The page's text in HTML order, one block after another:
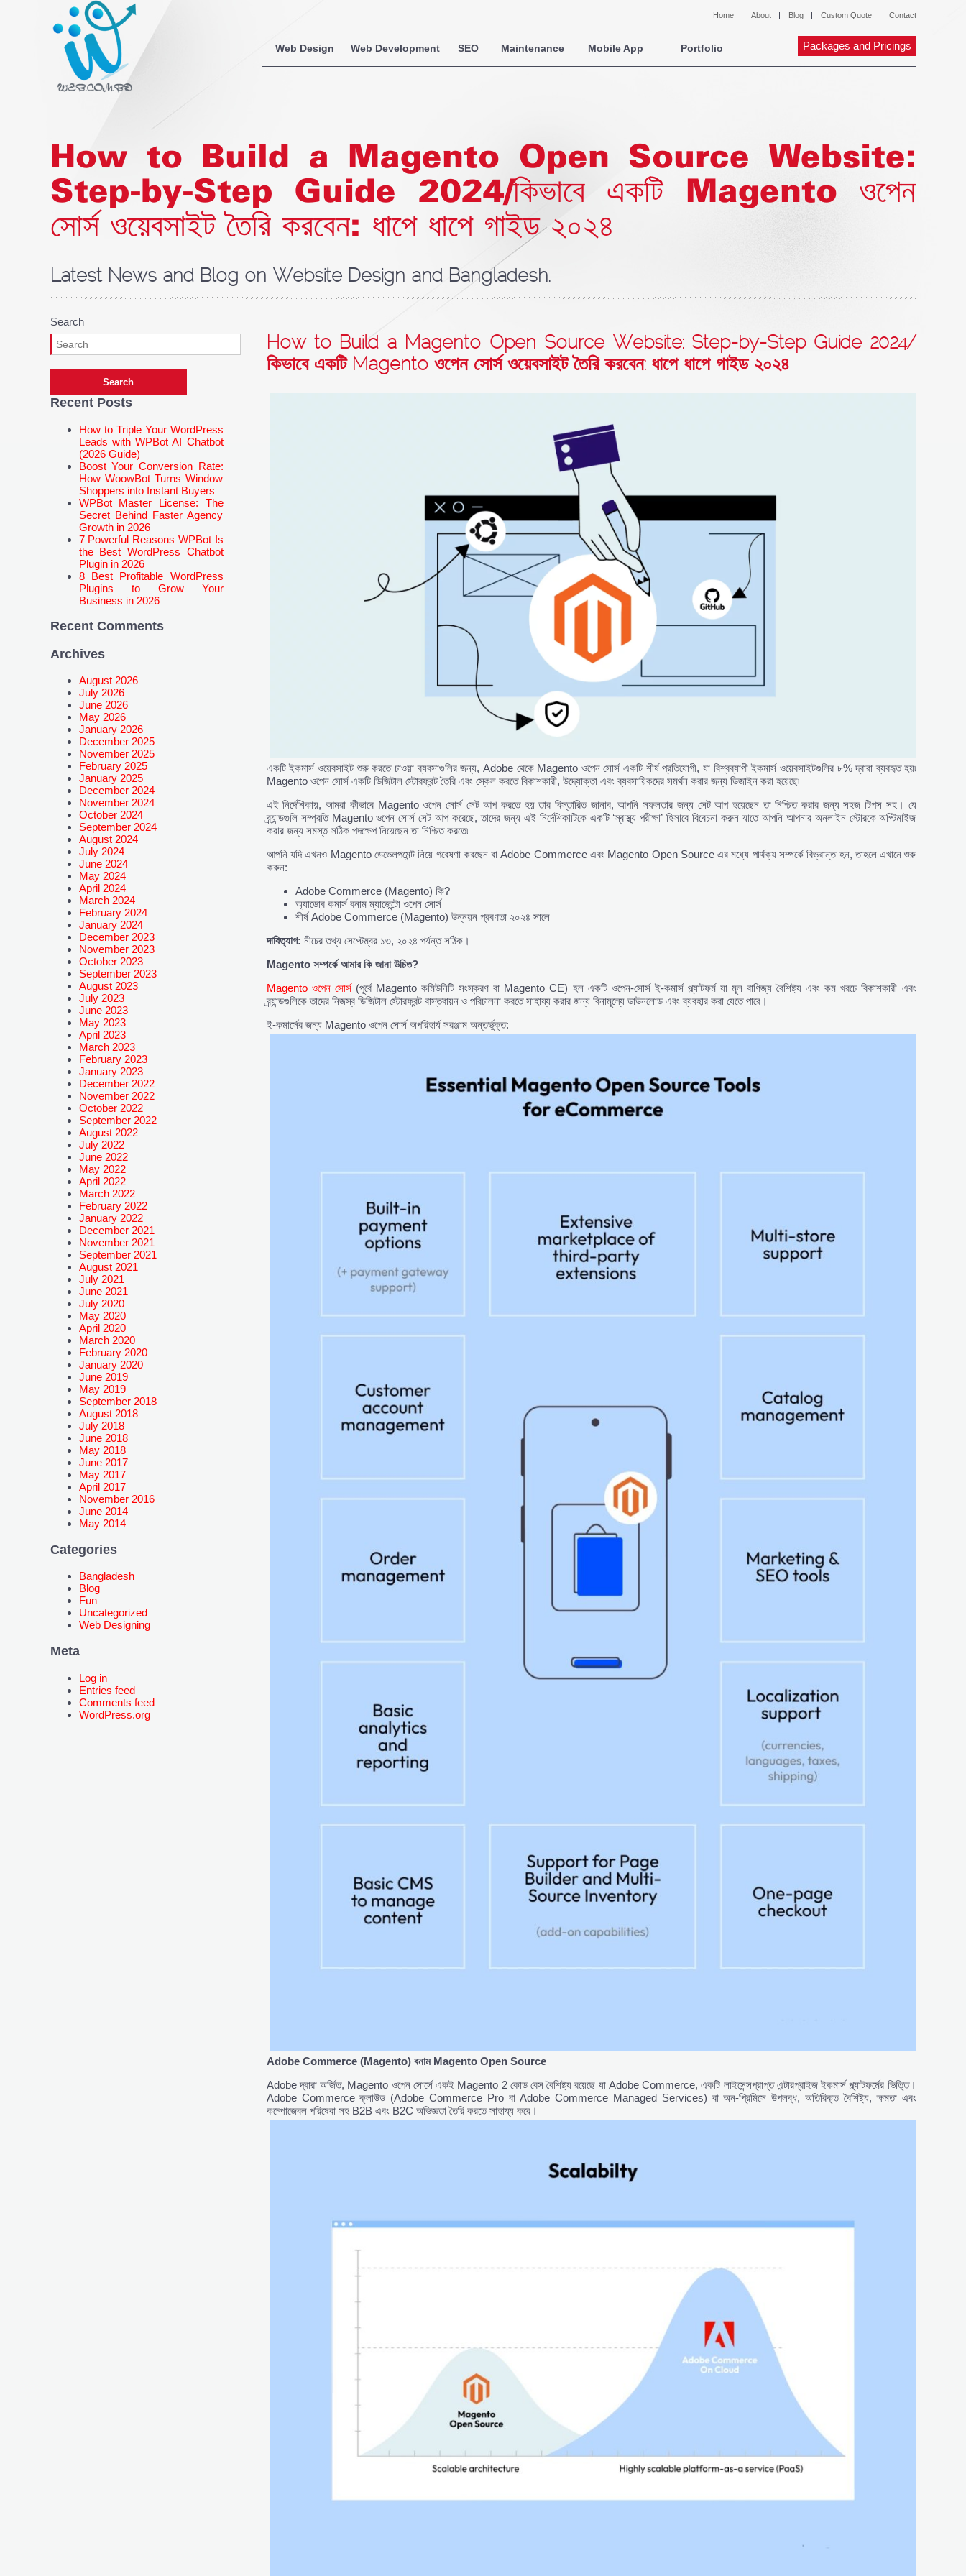
Home About Blog Custom Quote Contact
Web Design Web Development SEO Maintenance Mobile App Portfolio Packages and Pricings
How to Build a Magento Open Source Website:
Step-by-Step Guide 2024/কিভাবে একটি Magento ওপেন
সোর্স ওয়েবসাইট তৈরি করবেন: ধাপে ধাপে গাইড ২০২৪
Latest News and Blog on Website Design and Bangladesh.
Search
Recent Posts
How to Triple Your WordPress
Leads with WPBot AI Chatbot
(2026 Guide)
Boost Your Conversion Rate:
How WoowBot Turns Window
Shoppers into Instant Buyers
WPBot Master License: The
Secret Behind Faster Agency
Growth in 2026
7 Powerful Reasons WPBot Is
the Best WordPress Chatbot
Plugin in 2026
8 Best Profitable WordPress
Plugins to Grow Your
Business in 2026
Recent Comments
Archives
August 2026
July 2026
June 2026
May 2026
January 2026
December 2025
November 2025
February 2025
January 2025
December 2024
November 2024
October 2024
September 2024
August 2024
July 2024
June 2024
May 2024
April 2024
March 2024
February 2024
January 2024
December 2023
November 2023
October 2023
September 2023
August 2023
July 2023
June 2023
May 2023
April 2023
March 2023
February 2023
January 2023
December 2022
November 2022
October 2022
September 2022
August 2022
July 2022
June 2022
May 2022
April 2022
March 2022
February 2022
January 2022
December 2021
November 2021
September 2021
August 2021
July 2021
June 2021
July 2020
May 2020
April 2020
March 2020
February 2020
January 2020
June 2019
May 2019
September 2018
August 2018
July 2018
June 2018
May 2018
June 2017
May 2017
April 2017
November 2016
June 2014
May 2014
Categories
Bangladesh
Blog
Fun
Uncategorized
Web Designing
Meta
Log in
Entries feed
Comments feed
WordPress.org
How to Build a Magento Open Source Website: Step-by-Step Guide 2024/
কিভাবে একটি Magento ওপেন সোর্স ওয়েবসাইট তৈরি করবেন: ধাপে ধাপে গাইড ২০২৪
একটি ইকমার্স ওয়েবসাইট শুরু করতে চাওয়া ব্যবসাগুলির জন্য, Adobe থেকে Magento ওপেন সোর্স একটি শীর্ষ প্রতিযোগী, যা বিশ্বব্যাপী ইকমার্স ওয়েবসাইটগুলির ৮% দ্বারা ব্যবহৃত হয়৷
Magento ওপেন সোর্স একটি ডিজিটাল স্টোরফ্রন্ট তৈরি এবং স্কেল করতে বিকাশকারী, উদ্যোক্তা এবং ব্যবসায়িকদের সমর্থন করার জন্য ডিজাইন করা হয়েছে৷
এই নির্দেশিকায়, আমরা কীভাবে Magento ওপেন সোর্স সেট আপ করতে হয় তার বিস্তারিত জানাব, আপনি সফলতার জন্য সেট আপ হয়েছেন তা নিশ্চিত করার জন্য সহজ টিপস সহ। যে
ব্র্যান্ডগুলি সম্প্রতি Magento ওপেন সোর্স সেট আপ করেছে, তাদের জন্য এই নির্দেশিকাটিকে একটি ‘স্বাস্থ্য পরীক্ষা’ হিসাবে বিবেচনা করুন যাতে আপনি আপনার অনলাইন স্টোরকে অপ্টিমাইজ
করার জন্য সমস্ত সঠিক পদক্ষেপ নিয়েছেন তা নিশ্চিত করতে৷
আপনি যদি এখনও Magento ডেভেলপমেন্ট নিয়ে গবেষণা করছেন বা Adobe Commerce এবং Magento Open Source এর মধ্যে পার্থক্য সম্পর্কে বিভ্রান্ত হন, তাহলে এখানে শুরু
করুন:
Adobe Commerce (Magento) কি?
অ্যাডোব কমার্স বনাম ম্যাজেন্টো ওপেন সোর্স
শীর্ষ Adobe Commerce (Magento) উন্নয়ন প্রবণতা ২০২৪ সালে
দাবিত্যাগ: নীচের তথ্য সেপ্টেম্বর ১৩, ২০২৪ পর্যন্ত সঠিক।
Magento সম্পর্কেআমারকিজানাউচিত?
Magento ওপেন সোর্স(পূর্বে Magento কমিউনিটি সংস্করণ বা Magento CE) হল একটি ওপেন-সোর্স ই-কমার্স প্ল্যাটফর্ম যা মূল বাণিজ্য বৈশিষ্ট্য এবং কম খরচে বিকাশকারী এবং
ব্র্যান্ডগুলিকে তাদের নিজস্ব ডিজিটাল স্টোরফ্রন্ট বাস্তবায়ন ও পরিচালনা করতে সাহায্য করার জন্য বিনামূল্যে ডাউনলোড এবং ব্যবহার করা যেতে পারে।
ই-কমার্সের জন্য Magento ওপেন সোর্স অপরিহার্য সরঞ্জাম অন্তর্ভুক্ত:
Adobe Commerce (Magento) বনাম Magento Open Source
Adobe দ্বারা অর্জিত, Magento ওপেন সোর্সে একই Magento 2 কোড বেস বৈশিষ্ট্য রয়েছে যা Adobe Commerce, একটি লাইসেন্সপ্রাপ্ত এন্টারপ্রাইজ ইকমার্স প্ল্যাটফর্মের ভিত্তি।
Adobe Commerce ক্লাউড (Adobe Commerce Pro বা Adobe Commerce Managed Services) বা অন-প্রিমিসে উপলব্ধ, অতিরিক্ত বৈশিষ্ট্য, ক্ষমতা এবং
কম্পোজেবল পরিষেবা সহ B2B এবং B2C অভিজ্ঞতা তৈরি করতে সাহায্য করে।